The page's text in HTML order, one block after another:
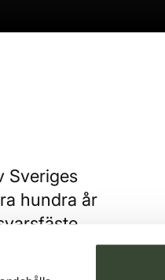
Sveriges
hundra år